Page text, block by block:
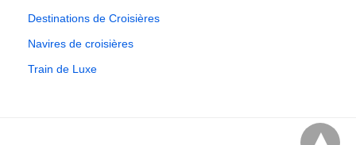
Destinations de Croisières
Navires de croisières
Train de Luxe